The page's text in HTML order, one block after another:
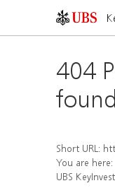
404
found
Short URL:
You are here:
UBS